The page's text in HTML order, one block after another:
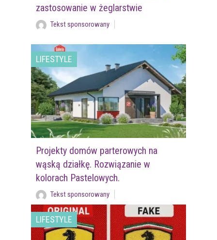
zastosowanie w żeglarstwie
Tekst sponsorowany
LIFESTYLE
Projekty domów parterowych na
wąską działkę. Rozwiązanie w
kolorach Pastelowych.
Tekst sponsorowany
LIFESTYLE